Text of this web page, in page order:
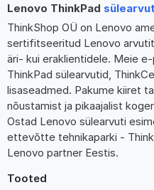
Lenovo ThinkPad
ThinkShop OÜ on Lenovo
sertifitseeritud Lenovo
äri- kui eraklientidele. Meie
ThinkPad sülearvutid,
lisaseadmed. Pakume kiiret
nõustamist ja pikaajalist
Ostad Lenovo sülearvuti
ettevõtte tehnikaparki -
Lenovo partner Eestis.
Tooted